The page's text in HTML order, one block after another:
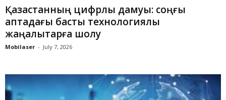
Қазақстанның цифрлық дамуы: соңғы
аптадағы басты технологиялық
жаңалықтарға шолу
Mobilaser - July 7, 2026